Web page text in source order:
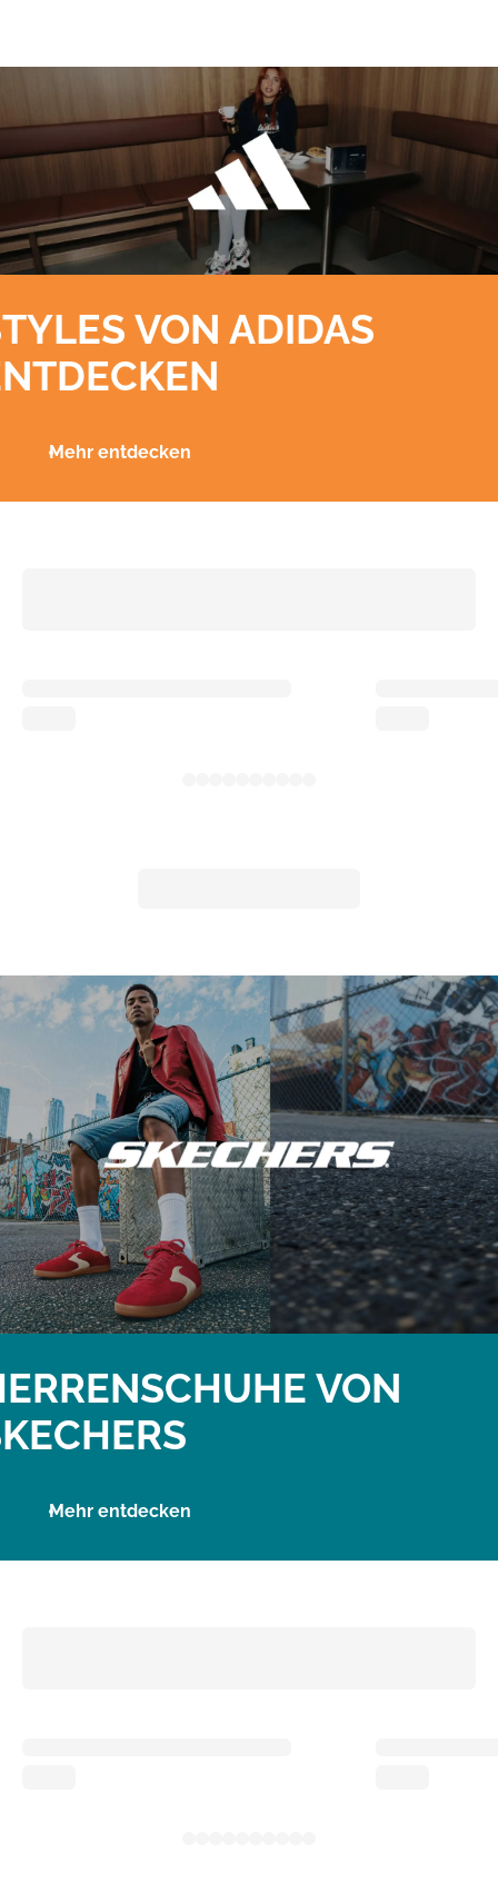
VON ADIDAS
Mehr entdecken
VON
Mehr entdecken